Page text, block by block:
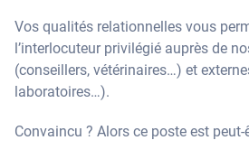
Vos qualités relationnelles vous
l’interlocuteur privilégié auprès de
(conseillers, vétérinaires…) et
laboratoires…).
Convaincu ? Alors ce poste est